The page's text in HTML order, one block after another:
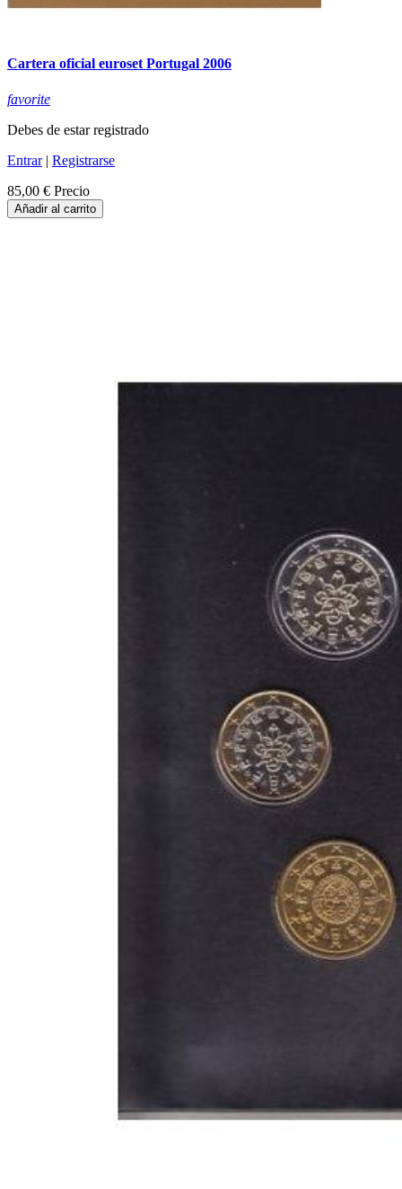
Cartera oficial euroset Portugal 2006
favorite
Debes de estar registrado
Entrar| Registrarse
85,00 € Precio
Añadir al carrito